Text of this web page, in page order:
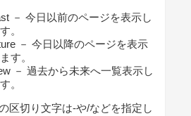
－ 今日以前のページを表示し
。
－ 今日以降のページを表示
す。
－ 過去から未来へ一覧表示し
。
区切り文字は-や/などを指定し